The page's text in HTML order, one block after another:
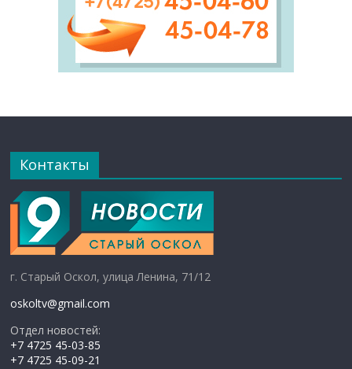
Контакты
г. Старый Оскол, улица Ленина, 71/12
oskoltv@gmail.com
Отдел новостей:
+7 4725 45-03-85
+7 4725 45-09-21